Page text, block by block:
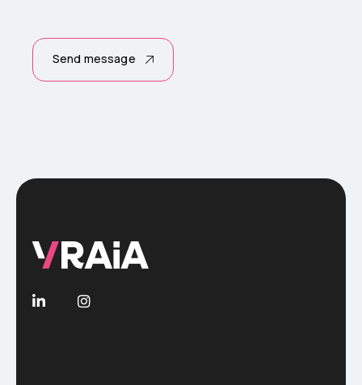
Send message